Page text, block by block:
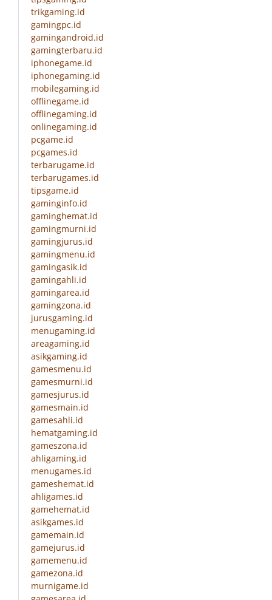
trikgaming.id
gamingpc.id
gamingandroid.id
gamingterbaru.id
iphonegame.id
iphonegaming.id
mobilegaming.id
offlinegame.id
offlinegaming.id
onlinegaming.id
pcgame.id
pcgames.id
terbarugame.id
terbarugames.id
tipsgame.id
gaminginfo.id
gaminghemat.id
gamingmurni.id
gamingjurus.id
gamingmenu.id
gamingasik.id
gamingahli.id
gamingarea.id
gamingzona.id
jurusgaming.id
menugaming.id
areagaming.id
asikgaming.id
gamesmenu.id
gamesmurni.id
gamesjurus.id
gamesmain.id
gamesahli.id
hematgaming.id
gameszona.id
ahligaming.id
menugames.id
gameshemat.id
ahligames.id
gamehemat.id
asikgames.id
gamemain.id
gamejurus.id
gamemenu.id
gamezona.id
murnigame.id